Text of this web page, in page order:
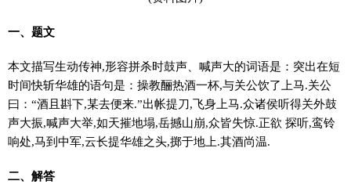
一、题文
本文描写生动传神,形容拼杀时鼓声、喊声大的词语是：突出在短
时间快斩华雄的语句是：操教酾热酒一杯,与关公饮了上马.关公
曰：“酒且斟下,某去便来.”出帐提刀,飞身上马.众诸侯听得关外鼓
声大振,喊声大举,如天摧地塌,岳撼山崩,众皆失惊.正欲 探听,鸾铃
响处,马到中军,云长提华雄之头,掷于地上.其酒尚温.
二、解答